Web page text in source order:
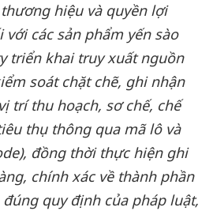
hiệu và quyền lợi
với các sản phẩm yến sào
triển khai truy xuất nguồn
soát chặt chẽ, ghi nhận
trí thu hoạch, sơ chế, chế
thụ thông qua mã lô và
đồng thời thực hiện ghi
chính xác về thành phần
quy định của pháp luật,